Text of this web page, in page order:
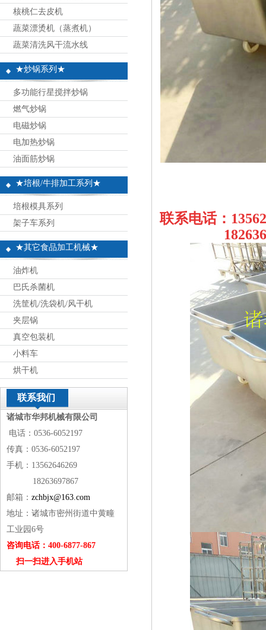
核桃仁去皮机
蔬菜漂烫机（蒸煮机）
蔬菜清洗风干流水线
★炒锅系列★
多功能行星搅拌炒锅
燃气炒锅
电磁炒锅
电加热炒锅
油面筋炒锅
★培根/牛排加工系列★
培根模具系列
架子车系列
★其它食品加工机械★
油炸机
巴氏杀菌机
洗筐机/洗袋机/风干机
夹层锅
真空包装机
小料车
烘干机
联系我们
诸城市华邦机械有限公司
电话：0536-6052197
传真：0536-6052197
手机：13562646269
18263697867
邮箱： zchbjx@163.com
地址：诸城市密州街道中黄疃
工业园6号
咨询电话：400-6877-867
扫一扫进入手机站
联系电话：